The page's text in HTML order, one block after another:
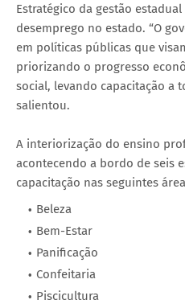
Estratégico da gestão
desemprego no estado. “O
em políticas públicas que
priorizando o progresso
social, levando capacitação a
salientou.
A interiorização do ensino
acontecendo a bordo de seis
capacitação nas seguintes
Beleza
Bem-Estar
Panificação
Confeitaria
Piscicultura